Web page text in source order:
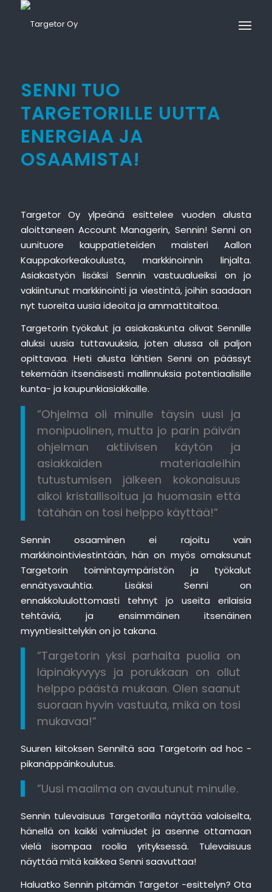
SENNI TUO
TARGETORILLE UUTTA
ENERGIAA JA
OSAAMISTA!
Targetor Oy ylpeänä esittelee vuoden alusta
aloittaneen Account Managerin, Sennin! Senni on
uunituore kauppatieteiden maisteri Aallon
Kauppakorkeakoulusta, markkinoinnin linjalta.
Asiakastyön lisäksi Sennin vastuualueiksi on jo
vakiintunut markkinointi ja viestintä, joihin saadaan
nyt tuoreita uusia ideoita ja ammattitaitoa.
Targetorin työkalut ja asiakaskunta olivat Sennille
aluksi uusia tuttavuuksia, joten alussa oli paljon
opittavaa. Heti alusta lähtien Senni on päässyt
tekemään itsenäisesti mallinnuksia potentiaalisille
kunta- ja kaupunkiasiakkaille.
”Ohjelma oli minulle täysin uusi ja
monipuolinen, mutta jo parin päivän
ohjelman aktiivisen käytön ja
asiakkaiden materiaaleihin
tutustumisen jälkeen kokonaisuus
alkoi kristallisoitua ja huomasin että
tätähän on tosi helppo käyttää!”
Sennin osaaminen ei rajoitu vain
markkinointiviestintään, hän on myös omaksunut
Targetorin toimintaympäristön ja työkalut
ennätysvauhtia. Lisäksi Senni on
ennakkoluulottomasti tehnyt jo useita erilaisia
tehtäviä, ja ensimmäinen itsenäinen
myyntiesittelykin on jo takana.
”Targetorin yksi parhaita puolia on
läpinäkyvyys ja porukkaan on ollut
helppo päästä mukaan. Olen saanut
suoraan hyvin vastuuta, mikä on tosi
mukavaa!”
Suuren kiitoksen Senniltä saa Targetorin ad hoc -
pikanäppäinkoulutus.
”Uusi maailma on avautunut minulle.
Sennin tulevaisuus Targetorilla näyttää valoiselta,
hänellä on kaikki valmiudet ja asenne ottamaan
vielä isompaa roolia yrityksessä. Tulevaisuus
näyttää mitä kaikkea Senni saavuttaa!
Haluatko Sennin pitämän Targetor -esittelyn? Ota